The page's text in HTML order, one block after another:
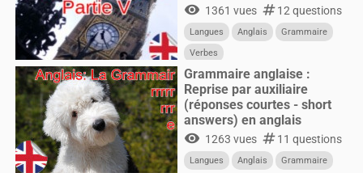
visibility 1361 vues numbers12 questions
Langues Anglais
Grammaire
Verbes
Grammaire anglaise :
Reprise par auxiliaire
(réponses courtes - short
answers) en anglais
visibility 1263 vues numbers11 questions
Langues Anglais Grammaire